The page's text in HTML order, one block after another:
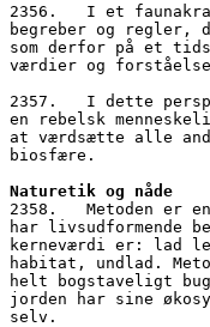
2356.   I et
begreber og regler,
som derfor på et
værdier og
2357.   I dette
en rebelsk
at værdsætte alle
biosfære.
Naturetik og nåde
2358.   Metoden er
har livsudformende
kerneværdi er: lad
habitat, undlad.
helt bogstaveligt
jorden har sine
selv.